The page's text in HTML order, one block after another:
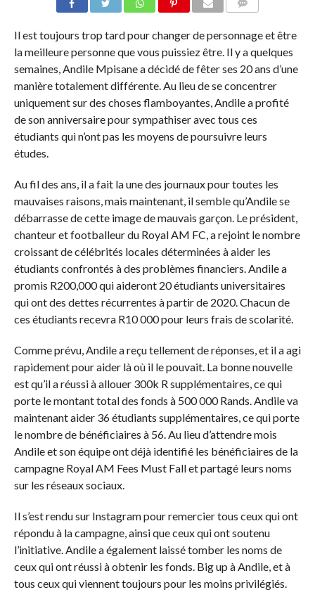
Il est toujours trop tard pour changer de personnage et être
la meilleure personne que vous puissiez être. Il y a quelques
semaines, Andile Mpisane a décidé de fêter ses 20 ans d’une
manière totalement différente. Au lieu de se concentrer
uniquement sur des choses flamboyantes, Andile a profité
de son anniversaire pour sympathiser avec tous ces
étudiants qui n’ont pas les moyens de poursuivre leurs
études.
Au fil des ans, il a fait la une des journaux pour toutes les
mauvaises raisons, mais maintenant, il semble qu’Andile se
débarrasse de cette image de mauvais garçon. Le président,
chanteur et footballeur du Royal AM FC, a rejoint le nombre
croissant de célébrités locales déterminées à aider les
étudiants confrontés à des problèmes financiers. Andile a
promis R200,000 qui aideront 20 étudiants universitaires
qui ont des dettes récurrentes à partir de 2020. Chacun de
ces étudiants recevra R10 000 pour leurs frais de scolarité.
Comme prévu, Andile a reçu tellement de réponses, et il a agi
rapidement pour aider là où il le pouvait. La bonne nouvelle
est qu’il a réussi à allouer 300k R supplémentaires, ce qui
porte le montant total des fonds à 500 000 Rands. Andile va
maintenant aider 36 étudiants supplémentaires, ce qui porte
le nombre de bénéficiaires à 56. Au lieu d’attendre mois
Andile et son équipe ont déjà identifié les bénéficiaires de la
campagne Royal AM Fees Must Fall et partagé leurs noms
sur les réseaux sociaux.
Il s’est rendu sur Instagram pour remercier tous ceux qui ont
répondu à la campagne, ainsi que ceux qui ont soutenu
l’initiative. Andile a également laissé tomber les noms de
ceux qui ont réussi à obtenir les fonds. Big up à Andile, et à
tous ceux qui viennent toujours pour les moins privilégiés.